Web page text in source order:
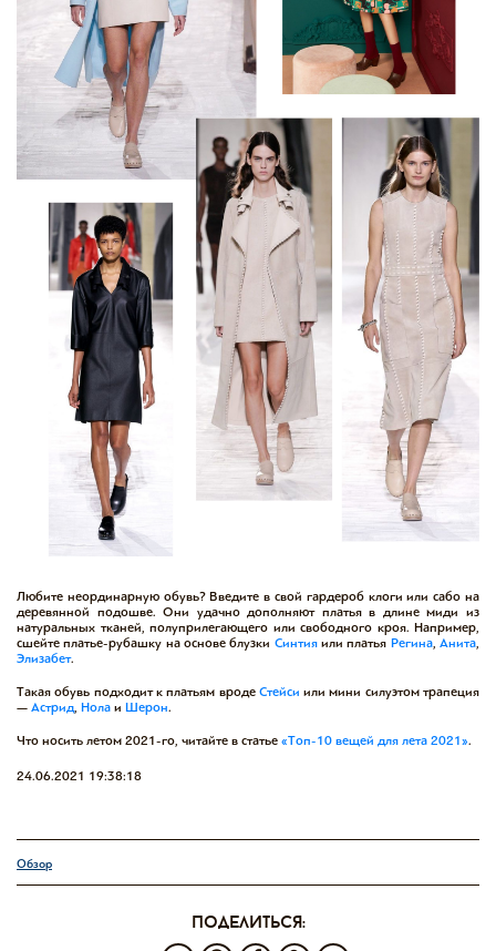
Любите неординарную обувь? Введите в свой гардероб клоги или сабо на
деревянной подошве. Они удачно дополняют платья в длине миди из
натуральных тканей, полуприлегающего или свободного кроя. Например,
сшейте платье-рубашку на основеблузки Синтияили платья Регина,Анита,
Элизабет.
Такая обувь подходит к платьям вроде Стейси или мини силуэтом трапеция
— Астрид, Нола и Шерон.
Что носить летом 2021-го, читайте в статье «Топ-10 вещей для лета 2021».
24.06.2021 19:38:18
Обзор
поделиться: